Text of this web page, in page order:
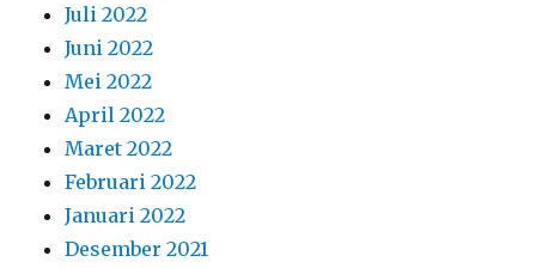
Juli 2022
Juni 2022
Mei 2022
April 2022
Maret 2022
Februari 2022
Januari 2022
Desember 2021